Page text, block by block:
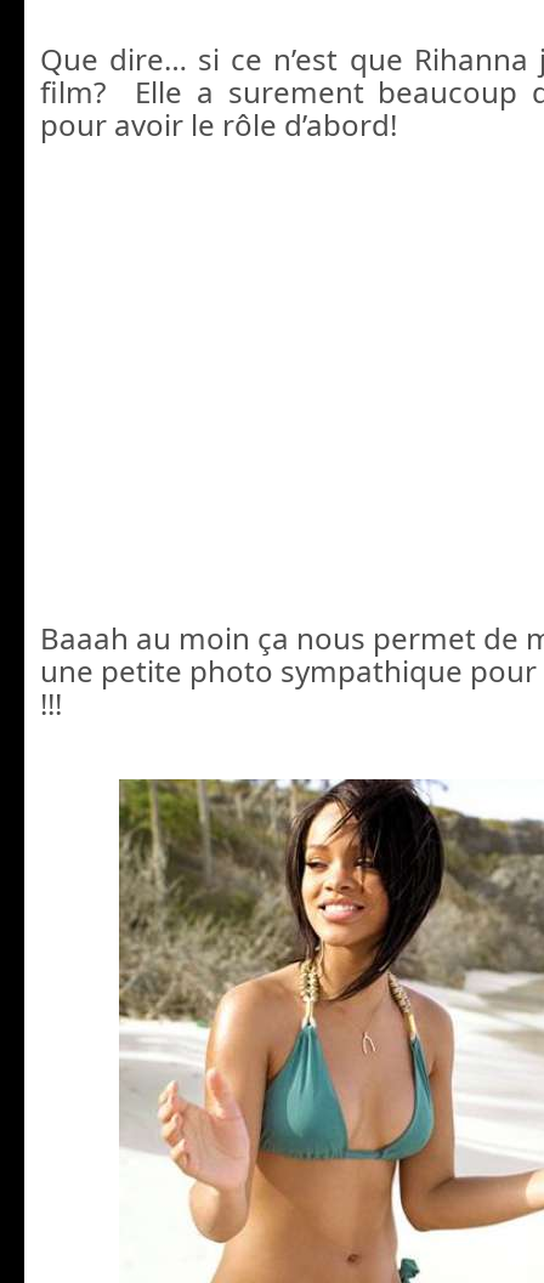
Que dire… si ce n’est que
film? Elle a surement beaucoup
pour avoir le rôle d’abord!
Baaah au moin ça nous permet de
une petite photo sympathique
!!!